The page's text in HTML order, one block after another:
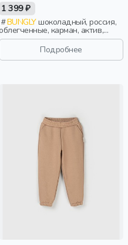
1 399 ₽
BUNGLYшоколадный, россия,
карман, актив,
малыши, дошкольники,
Подробнее